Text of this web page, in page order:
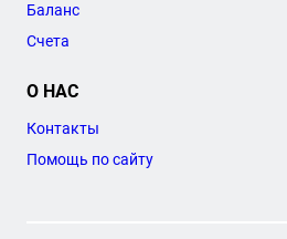
Баланс
Счета
О НАС
Контакты
Помощь по сайту